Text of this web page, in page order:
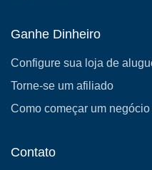
Ganhe Dinheiro
Configure sua loja de
Torne-se um afiliado
Como começar um negócio
Contato